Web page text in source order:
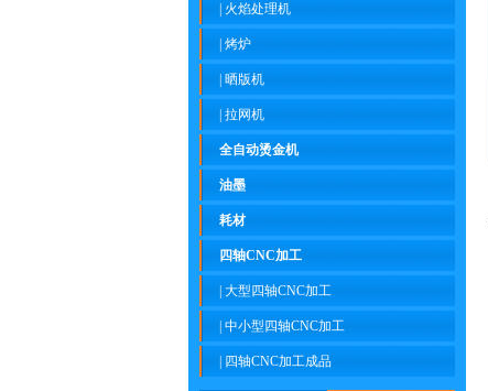
火焰处理机
烤炉
晒版机
拉网机
全自动烫金机
油墨
耗材
四轴CNC加工
大型四轴CNC加工
中小型四轴CNC加工
四轴CNC加工成品